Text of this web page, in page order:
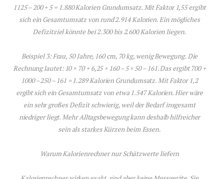
1125 – 200 + 5 = 1.880 Kalorien Grundumsatz. Mit Faktor 1,55 ergibt
sich ein Gesamtumsatz von rund 2.914 Kalorien. Ein mögliches
Defizitziel könnte bei 2.300 bis 2.600 Kalorien liegen.
Beispiel 3: Frau, 50 Jahre, 160 cm, 70 kg, wenig Bewegung. Die
Rechnung lautet: 10 × 70 + 6,25 × 160 – 5 × 50 – 161. Das ergibt 700 +
1000 – 250 – 161 = 1.289 Kalorien Grundumsatz. Mit Faktor 1,2
ergibt sich ein Gesamtumsatz von etwa 1.547 Kalorien. Hier wäre
ein sehr großes Defizit schwierig, weil der Bedarf insgesamt
niedriger liegt. Mehr Alltagsbewegung kann deshalb hilfreicher
sein als starkes Kürzen beim Essen.
Warum Kalorienrechner nur Schätzwerte liefern